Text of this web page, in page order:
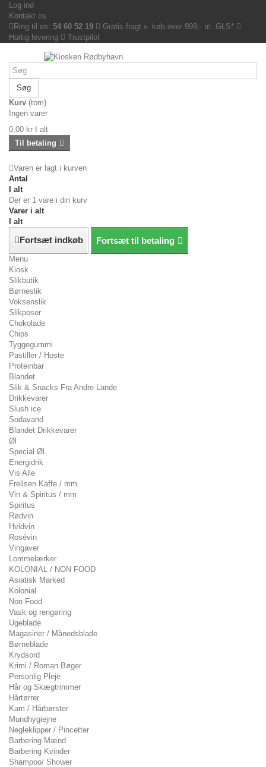
Log ind
Kontakt os
Ring til os: 54 60 52 19
Gratis fragt v. køb over 999,- m. GLS*
Hurtig levering
Trustpilot
Søg
Kurv (tom)
Ingen varer
0,00 kr
I alt
Til betaling
Varen er lagt i kurven
Antal
I alt
Der er 1 vare i din kurv
Varer i alt
I alt
Fortsæt indkøb Fortsæt til betaling
Menu
Kiosk
Slikbutik
Børneslik
Voksenslik
Slikposer
Chokolade
Chips
Tyggegummi
Pastiller / Hoste
Proteinbar
Blandet
Slik & Snacks Fra Andre Lande
Drikkevarer
Slush ice
Sodavand
Blandet Drikkevarer
Øl
Special Øl
Energidrik
Vis Alle
Frellsen Kaffe / mm
Vin & Spiritus / mm
Spiritus
Rødvin
Hvidvin
Rosévin
Vingaver
Lommelærker
KOLONIAL / NON FOOD
Asiatisk Marked
Kolonial
Non Food
Vask og rengøring
Ugeblade
Magasiner / Månedsblade
Børneblade
Krydsord
Krimi / Roman Bøger
Personlig Pleje
Hår og Skægtrimmer
Hårtørrer
Kam / Hårbørster
Mundhygiejne
Negleklipper / Pincetter
Barbering Mænd
Barbering Kvinder
Shampoo/ Shower